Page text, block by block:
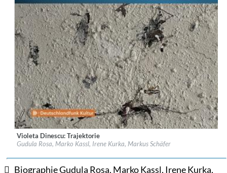
Label:Dreyer Gaido
Genre:Classical
Violeta Dinescu: Trajektorie
Gudula Rosa, Marko Kassl, Irene Kurka, Markus Schäfer
Biographie Gudula Rosa, Marko Kassl, Irene Kurka,